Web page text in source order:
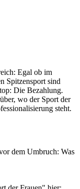
Egal ob im
Spitzensport sind
Die Bezahlung.
wo der Sport der
steht.
dem Umbruch: Was